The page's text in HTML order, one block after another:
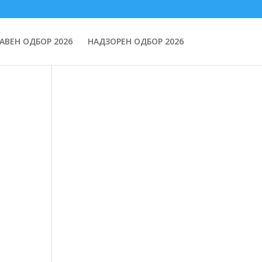
ОДБОР 2026 НАДЗОРЕН ОДБОР 2026